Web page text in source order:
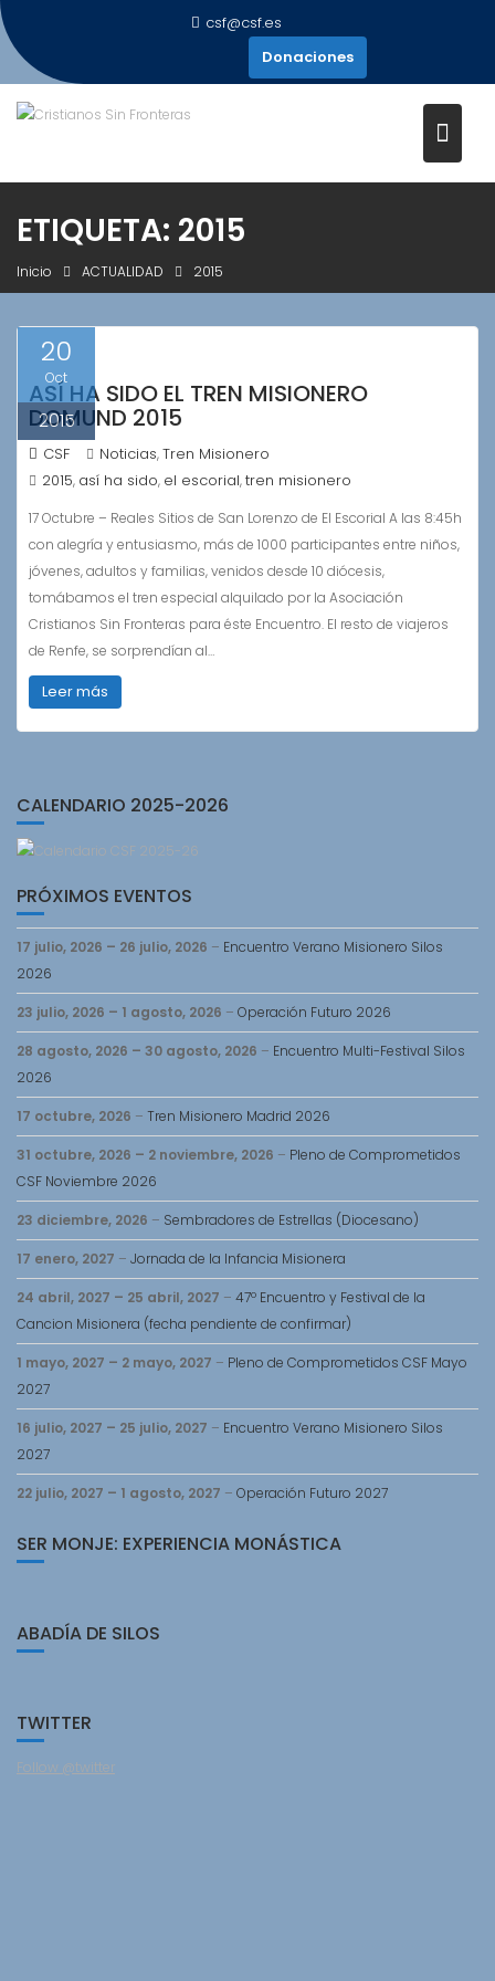
Saltar
al
contenido
csf@csf.es
Donaciones
ETIQUETA: 2015
Inicio ACTUALIDAD 2015
20
Oct
2015
ASÍ HA SIDO EL TREN MISIONERO
DOMUND 2015
CSF Noticias,Tren Misionero
2015, así ha sido, el escorial,tren misionero
17 Octubre – Reales Sitios de San Lorenzo de El Escorial A las 8:45h
con alegría y entusiasmo, más de 1000 participantes entre niños,
jóvenes, adultos y familias, venidos desde 10 diócesis,
tomábamos el tren especial alquilado por la Asociación
Cristianos Sin Fronteras para éste Encuentro. El resto de viajeros
de Renfe, se sorprendían al…
Leer más
CALENDARIO 2025-2026
PRÓXIMOS EVENTOS
17 julio, 2026 – 26 julio, 2026 – Encuentro Verano Misionero Silos
2026
23 julio, 2026 – 1 agosto, 2026 – Operación Futuro 2026
28 agosto, 2026 – 30 agosto, 2026 – Encuentro Multi-Festival Silos
2026
17 octubre, 2026 – Tren Misionero Madrid 2026
31 octubre, 2026 – 2 noviembre, 2026 – Pleno de Comprometidos
CSF Noviembre 2026
23 diciembre, 2026 – Sembradores de Estrellas (Diocesano)
17 enero, 2027 – Jornada de la Infancia Misionera
24 abril, 2027 – 25 abril, 2027 – 47º Encuentro y Festival de la
Cancion Misionera (fecha pendiente de confirmar)
1 mayo, 2027 – 2 mayo, 2027 – Pleno de Comprometidos CSF Mayo
2027
16 julio, 2027 – 25 julio, 2027 – Encuentro Verano Misionero Silos
2027
22 julio, 2027 – 1 agosto, 2027 – Operación Futuro 2027
SER MONJE: EXPERIENCIA MONÁSTICA
ABADÍA DE SILOS
TWITTER
Follow @twitter